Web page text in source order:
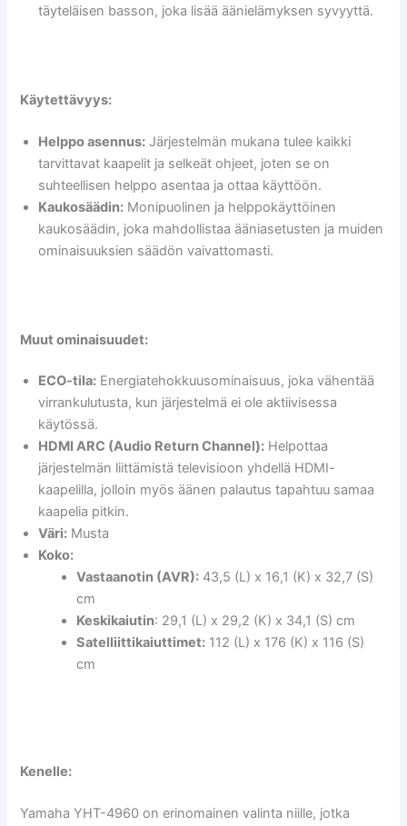
täyteläisen basson, joka lisää äänielämyksen syvyyttä.
Käytettävyys:
Helppo asennus: Järjestelmän mukana tulee kaikki
tarvittavat kaapelit ja selkeät ohjeet, joten se on
suhteellisen helppo asentaa ja ottaa käyttöön.
Kaukosäädin: Monipuolinen ja helppokäyttöinen
kaukosäädin, joka mahdollistaa ääniasetusten ja muiden
ominaisuuksien säädön vaivattomasti.
Muut ominaisuudet:
ECO-tila: Energiatehokkuusominaisuus, joka vähentää
virrankulutusta, kun järjestelmä ei ole aktiivisessa
käytössä.
HDMI ARC (Audio Return Channel): Helpottaa
järjestelmän liittämistä televisioon yhdellä HDMI-
kaapelilla, jolloin myös äänen palautus tapahtuu samaa
kaapelia pitkin.
Väri: Musta
Koko:
Vastaanotin (AVR): 43,5 (L) x 16,1 (K) x 32,7 (S)
cm
Keskikaiutin: 29,1 (L) x 29,2 (K) x 34,1 (S) cm
Satelliittikaiuttimet: 112 (L) x 176 (K) x 116 (S)
cm
Kenelle:
Yamaha YHT-4960 on erinomainen valinta niille, jotka